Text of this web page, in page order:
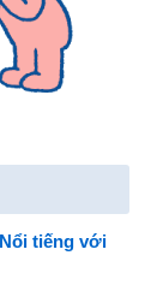
tiếng với